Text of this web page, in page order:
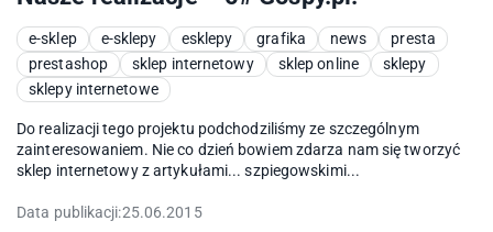
e-sklep e-sklepy esklepy grafika news
presta
prestashop
sklep internetowy sklep online
sklepy
sklepy internetowe
Do realizacji tego projektu podchodziliśmy ze szczególnym
zainteresowaniem. Nie co dzień bowiem zdarza nam się tworzyć
sklep internetowy z artykułami... szpiegowskimi...
Data publikacji:25.06.2015